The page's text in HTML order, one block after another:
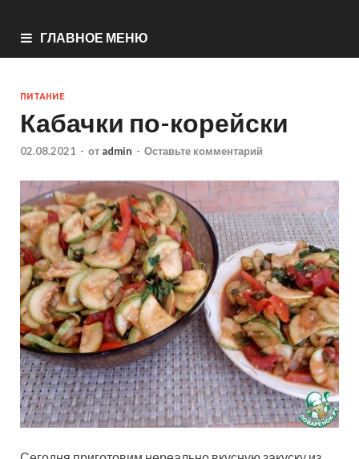
ГЛАВНОЕ МЕНЮ
ПИТАНИЕ
Кабачки по-корейски
02.08.2021 - от admin - Оставьте комментарий